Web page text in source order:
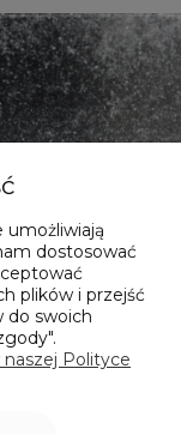
umożliwiają
dostosować
plików i przejść
do swoich
Polityce